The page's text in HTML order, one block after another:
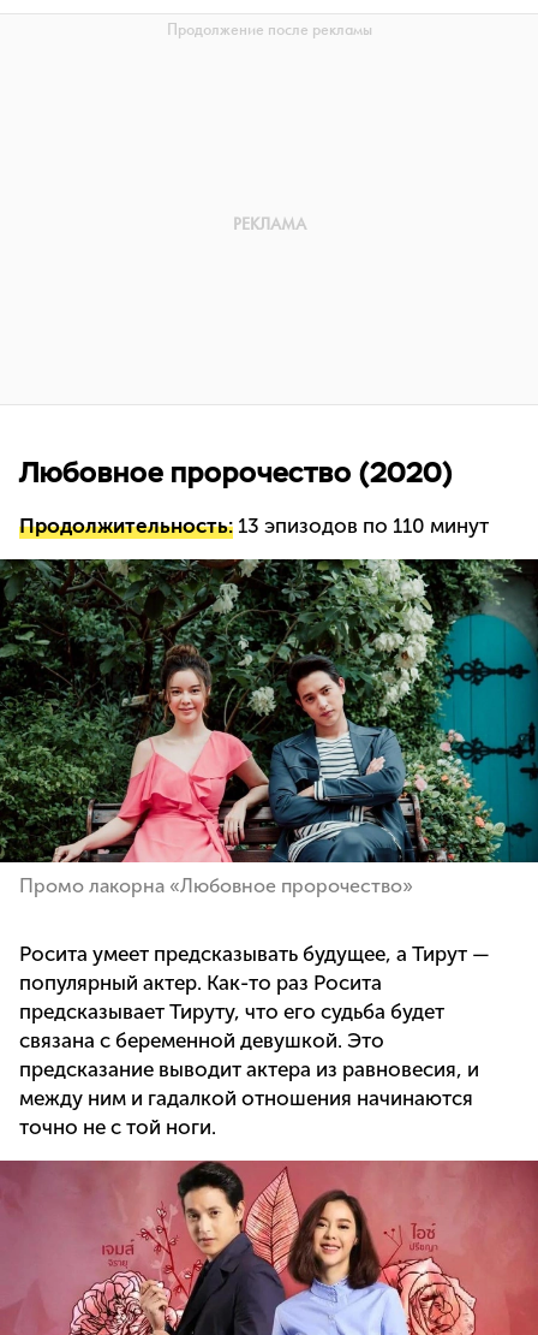
Любовное пророчество (2020)
Продолжительность: 13 эпизодов по 110 минут
Промо лакорна «Любовное пророчество»
Росита умеет предсказывать будущее, а Тирут —
популярный актер. Как-то раз Росита
предсказывает Тируту, что его судьба будет
связана с беременной девушкой. Это
предсказание выводит актера из равновесия, и
между ним и гадалкой отношения начинаются
точно не с той ноги.